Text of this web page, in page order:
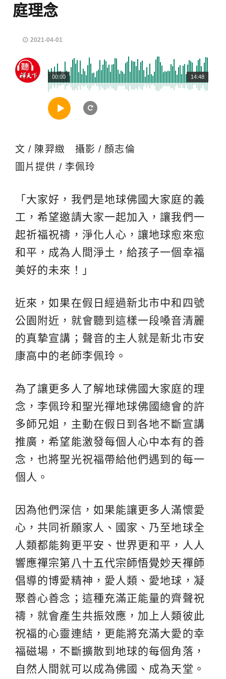
庭理念
2021-04-01
14:48
00:00
文 / 陳羿緻 攝影 / 顏志倫
圖片提供 / 李佩玲
「大家好，我們是地球佛國大家庭的義
工，希望邀請大家一起加入，讓我們一
起祈福祝禱，淨化人心，讓地球愈來愈
和平，成為人間淨土，給孩子一個幸福
美好的未來！」
近來，如果在假日經過新北市中和四號
公園附近，就會聽到這樣一段嗓音清麗
的真摯宣講；聲音的主人就是新北市安
康高中的老師李佩玲。
為了讓更多人了解地球佛國大家庭的理
念，李佩玲和聖光禪地球佛國總會的許
多師兄姐，主動在假日到各地不斷宣講
推廣，希望能激發每個人心中本有的善
念，也將聖光祝福帶給他們遇到的每一
個人。
因為他們深信，如果能讓更多人滿懷愛
心，共同祈願家人、國家、乃至地球全
人類都能夠更平安、世界更和平，人人
響應禪宗第八十五代宗師悟覺妙天禪師
倡導的博愛精神，愛人類、愛地球，凝
聚善心善念；這種充滿正能量的齊聲祝
禱，就會產生共振效應，加上人類彼此
祝福的心靈連結，更能將充滿大愛的幸
福磁場，不斷擴散到地球的每個角落，
自然人間就可以成為佛國、成為天堂。